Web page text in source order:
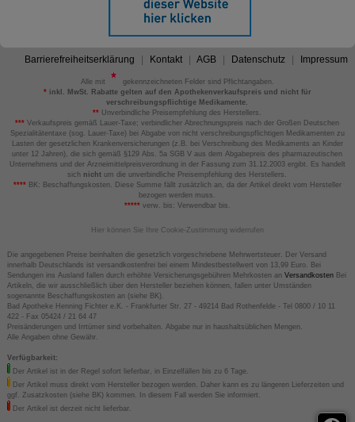
Barrierefreiheitserklärung Kontakt AGB Datenschutz Impressum
Alle mit
gekennzeichneten Felder sind Pflichtangaben.
*inkl. MwSt. Rabatte gelten auf den Apothekenverkaufspreis und nicht für
verschreibungspflichtige Medikamente.
** Unverbindliche Preisempfehlung des Herstellers.
*** Verkaufspreis gemäß Lauer-Taxe; verbindlicher Abrechnungspreis nach der Großen Deutschen
Spezialitätentaxe (sog. Lauer-Taxe) bei Abgabe von nicht verschreibungspflichtigen Medikamenten zu
Lasten der gesetzlichen Krankenversicherungen (z.B. bei Verschreibung des Medikaments an Kinder
unter 12 Jahren), die sich gemäß §129 Abs. 5a SGB V aus dem Abgabepreis des pharmazeutischen
Unternehmens und der Arzneimittelpreisverordnung in der Fassung zum 31.12.2003 ergibt. Es handelt
sich nicht um die unverbindliche Preisempfehlung des Herstellers.
****BK: Beschaffungskosten. Diese Summe fällt zusätzlich an, da der Artikel direkt vom Hersteller
bezogen werden muss.
*****verw. bis: Verwendbar bis.
Hier können Sie Ihre Cookie-Zustimmung widerrufen
Die angegebenen Preise beinhalten die gesetzlich vorgeschriebene Mehrwertsteuer. Der Versand
innerhalb Deutschlands ist versandkostenfrei bei einem Mindestbestellwert von 13,99 Euro. Bei
Sendungen ins Ausland fallen durch erhöhte Versicherungsgebühren Mehrkosten an VersandkostenBei
Artikeln, die wir ausschließlich über den Hersteller beziehen können, fallen unter Umständen
sogenannte Beschaffungskosten an (siehe BK).
Bad Apotheke Henning Fichter e.K. - Frankfurter Str. 27 - 49214 Bad Rothenfelde - Tel 0800 / 10 11
422 - Fax 05424 / 21 64 47
Preisänderungen und Irrtümer sind vorbehalten. Abgabe nur in haushaltsüblichen Mengen.
Alle Angaben ohne Gewähr.
Verfügbarkeit:
Der Artikel ist in der Regel sofort lieferbar, in Einzelfällen bis zu 6 Tage.
Der Artikel muss direkt vom Hersteller bezogen werden. Daher kann es zu längeren Lieferzeiten und
ggf. Zusatzkosten (siehe BK) kommen. In diesem Fall werden Sie informiert.
Der Artikel ist derzeit nicht lieferbar.